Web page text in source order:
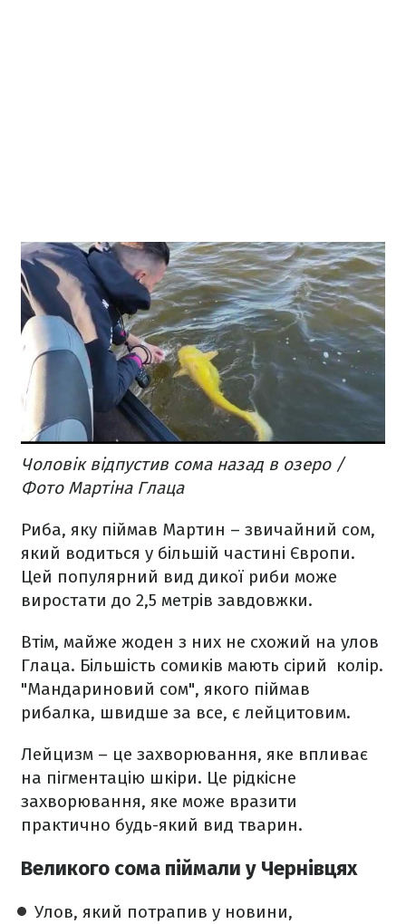
Чоловік відпустив сома назад в озеро /
Фото Мартіна Глаца
Риба, яку піймав Мартин – звичайний сом,
який водиться у більшій частині Європи.
Цей популярний вид дикої риби може
виростати до 2,5 метрів завдовжки.
Втім, майже жоден з них не схожий на улов
Глаца. Більшість сомиків мають сірий колір.
"Мандариновий сом", якого піймав
рибалка, швидше за все, є лейцитовим.
Лейцизм – це захворювання, яке впливає
на пігментацію шкіри. Це рідкісне
захворювання, яке може вразити
практично будь-який вид тварин.
Великого сома піймали у Чернівцях
Улов, який потрапив у новини,